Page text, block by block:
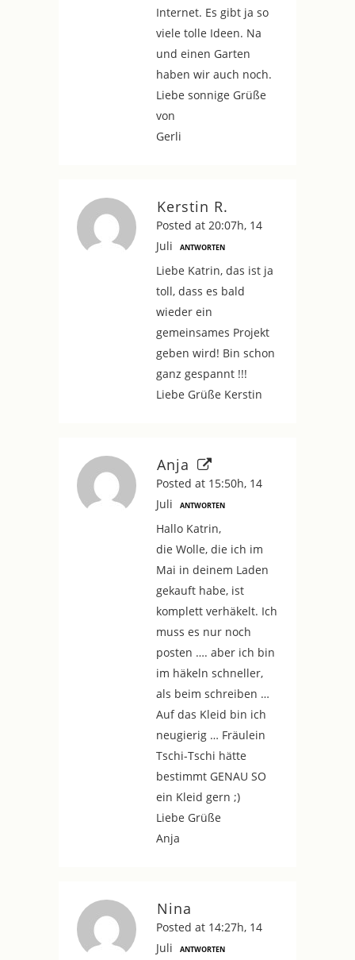
Internet. Es gibt ja so
viele tolle Ideen. Na
und einen Garten
haben wir auch noch.
Liebe sonnige Grüße
von
Gerli
Kerstin R.
Posted at 20:07h, 14
Juli
ANTWORTEN
Liebe Katrin, das ist ja
toll, dass es bald
wieder ein
gemeinsames Projekt
geben wird! Bin schon
ganz gespannt !!!
Liebe Grüße Kerstin
Anja
Posted at 15:50h, 14
Juli
ANTWORTEN
Hallo Katrin,
die Wolle, die ich im
Mai in deinem Laden
gekauft habe, ist
komplett verhäkelt. Ich
muss es nur noch
posten …. aber ich bin
im häkeln schneller,
als beim schreiben …
Auf das Kleid bin ich
neugierig … Fräulein
Tschi-Tschi hätte
bestimmt GENAU SO
ein Kleid gern ;)
Liebe Grüße
Anja
Nina
Posted at 14:27h, 14
Juli
ANTWORTEN